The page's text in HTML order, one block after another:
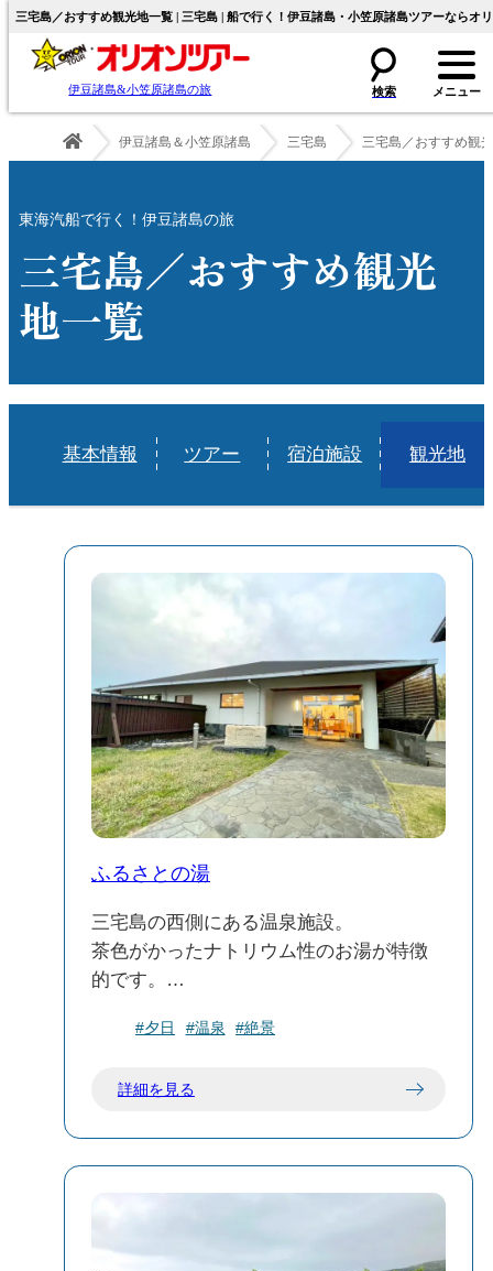
三宅島／おすすめ観光地一覧 | 三宅島 | 船で行く！伊豆諸島・小笠原諸島ツアーならオ
伊豆諸島&小笠原諸島の旅
伊豆諸島＆小笠原諸島 三宅島 三宅島／おすすめ観
東海汽船で行く！伊豆諸島の旅
三宅島／おすすめ観光
地一覧
基本情報 ツアー 宿泊施設 観光地
ふるさとの湯
三宅島の西側にある温泉施設。
茶色がかったナトリウム性のお湯が特徴
的です。
き、ゆったり癒しのひとときを過ごせま
#夕日 #温泉 #絶景
詳細を見る